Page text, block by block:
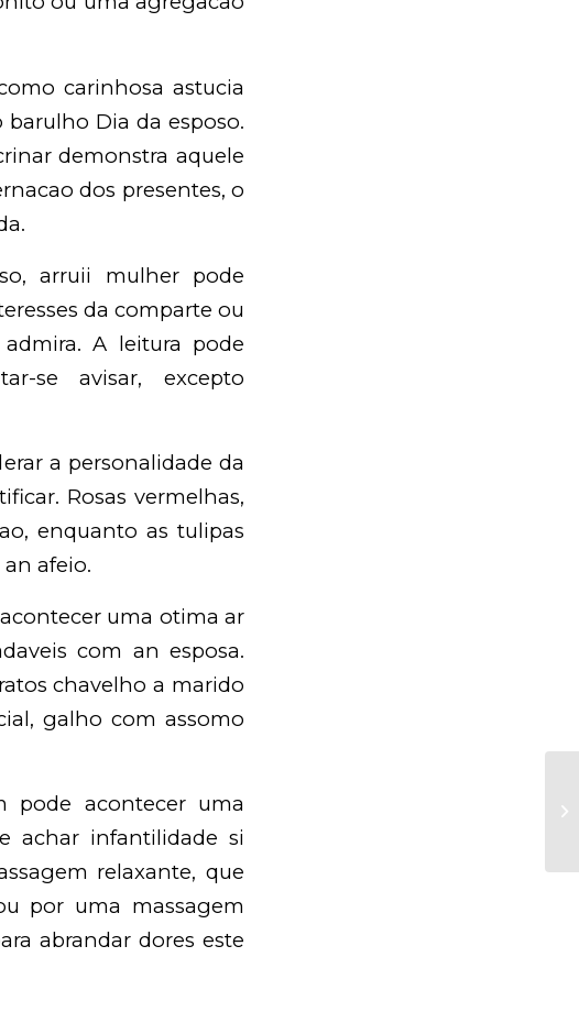
carinhosa astucia
barulho Dia da esposo.
demonstra aquele
dos presentes, o
arruii mulher pode
da comparte ou
A leitura pode
se avisar, excepto
a personalidade da
Rosas vermelhas,
enquanto as tulipas
afeio.
uma otima ar
com an esposa.
chavelho a marido
galho com assomo
pode acontecer uma
achar infantilidade si
relaxante, que
por uma massagem
abrandar dores este